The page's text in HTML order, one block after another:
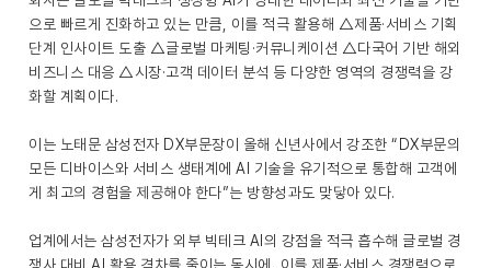
으로 빠르게 진화하고 있는 만큼, 이를 적극 활용해 △제품·서비스 기획
단계 인사이트 도출 △글로벌 마케팅·커뮤니케이션 △다국어 기반 해외
비즈니스 대응 △시장·고객 데이터 분석 등 다양한 영역의 경쟁력을 강
화할 계획이다.
이는 노태문 삼성전자 DX부문장이 올해 신년사에서 강조한 “DX부문의
모든 디바이스와 서비스 생태계에 AI 기술을 유기적으로 통합해 고객에
게 최고의 경험을 제공해야 한다”는 방향성과도 맞닿아 있다.
업계에서는 삼성전자가 외부 빅테크 AI의 강점을 적극 흡수해 글로벌 경